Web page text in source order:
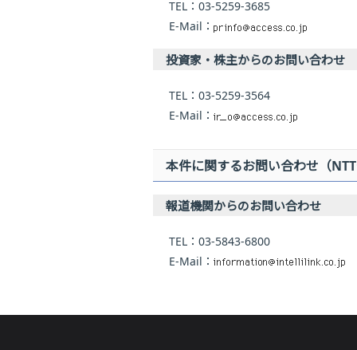
TEL：03-5259-3685
E-Mail：
投資家・株主からのお問い合わせ
TEL：03-5259-3564
E-Mail：
本件に関するお問い合わせ（
報道機関からのお問い合わせ
TEL：03-5843-6800
E-Mail：